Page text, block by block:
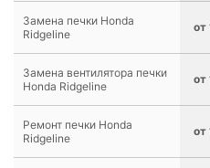
Замена печки Honda
Ridgeline
от
Замена вентилятора печки
Honda Ridgeline
от
Ремонт печки Honda
Ridgeline
от